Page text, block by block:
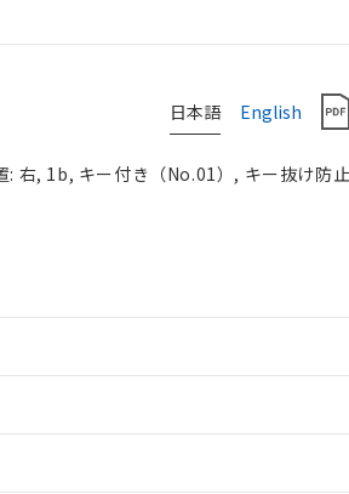
日本語 English
: 右, 1b, キー付き（No.01）, キー抜け防